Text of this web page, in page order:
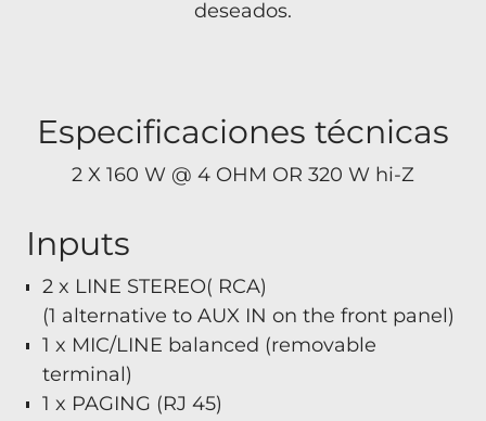
deseados.
Especificaciones técnicas
2 X 160 W ​@ 4 OHM OR 320 W hi-Z
Inputs
2 x LINE STEREO( RCA)
(1 alternative to AUX IN on the front panel)
1 x MIC/LINE balanced (removable
terminal)
1 x PAGING (RJ 45)